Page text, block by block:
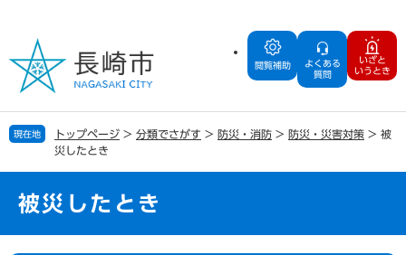
の
で
す
ー
ば
し
閲覧補助
よくある
質問
いざと
いうとき
現在地 トップページ > 分類でさがす > 防災・消防 > 防災・災害対策 > 被
災したとき
被災したとき